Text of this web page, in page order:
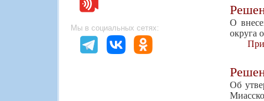
Мы в социальных сетях:
О
округа
Об